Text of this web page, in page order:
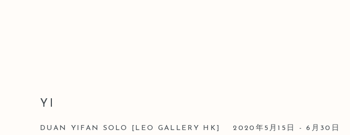
YI
DUAN YIFAN SOLO [LEO GALLERY HK] 2020年5月15日 - 6月30日